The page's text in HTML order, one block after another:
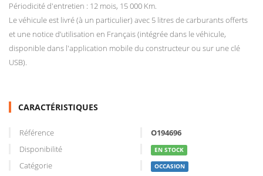
Périodicité d'entretien : 12 mois, 15 000 Km.
Le véhicule est livré (à un particulier) avec 5 litres de carburants offerts
et une notice d’utilisation en Français (intégrée dans le véhicule,
disponible dans l'application mobile du constructeur ou sur une clé
USB).
CARACTÉRISTIQUES
Référence
O194696
Disponibilité
EN STOCK
Catégorie OCCASION